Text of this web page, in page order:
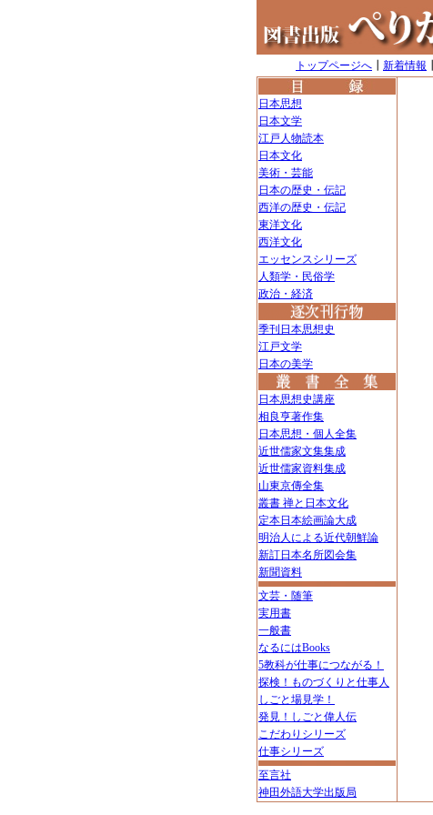
トップページへ 新着情報
日本思想
日本文学
江戸人物読本
日本文化
美術・芸能
日本の歴史・伝記
西洋の歴史・伝記
東洋文化
西洋文化
エッセンスシリーズ
人類学・民俗学
政治・経済
季刊日本思想史
江戸文学
日本の美学
日本思想史講座
相良亨著作集
日本思想・個人全集
近世儒家文集集成
近世儒家資料集成
山東京傳全集
叢書 禅と日本文化
定本日本絵画論大成
明治人による近代朝鮮論
新訂日本名所図会集
新聞資料
文芸・随筆
実用書
一般書
なるにはBooks
5教科が仕事につながる！
探検！ものづくりと仕事人
しごと場見学！
発見！しごと偉人伝
こだわりシリーズ
仕事シリーズ
至言社
神田外語大学出版局